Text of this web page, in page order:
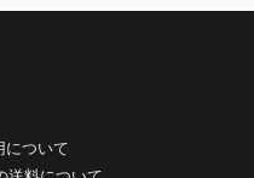
す。クラシックは勿論、アン
について